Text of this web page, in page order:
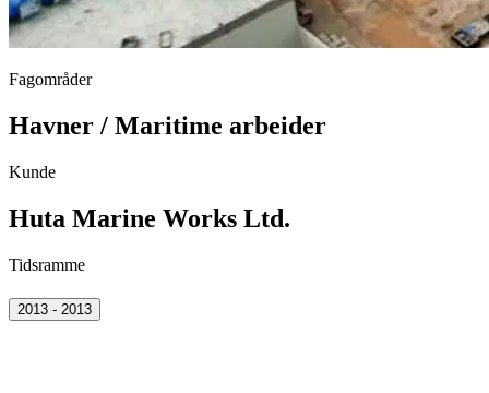
Fagområder
Havner / Maritime arbeider
Kunde
Huta Marine Works Ltd.
Tidsramme
2013 - 2013